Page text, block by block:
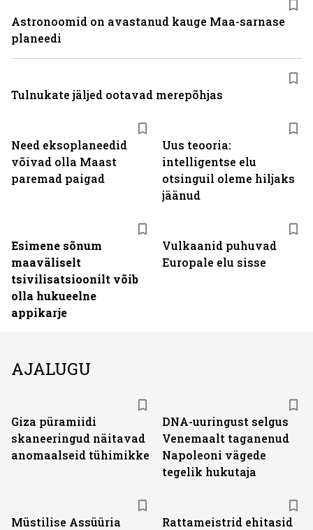
Need eksoplaneedid
võivad olla Maast
paremad paigad
Uus teooria:
intelligentse elu
otsinguil oleme hiljaks
jäänud
Esimene sõnum
maaväliselt
tsivilisatsioonilt võib
olla hukueelne
appikarje
Vulkaanid puhuvad
Europale elu sisse
Astronoomid on avastanud kauge Maa-sarnase
planeedi
Tulnukate jäljed ootavad merepõhjas
AJALUGU
Giza püramiidi
skaneeringud näitavad
anomaalseid tühimikke
DNA-uuringust selgus
Venemaalt taganenud
Napoleoni vägede
tegelik hukutaja
Müstilise Assüüria
Rattameistrid ehitasid